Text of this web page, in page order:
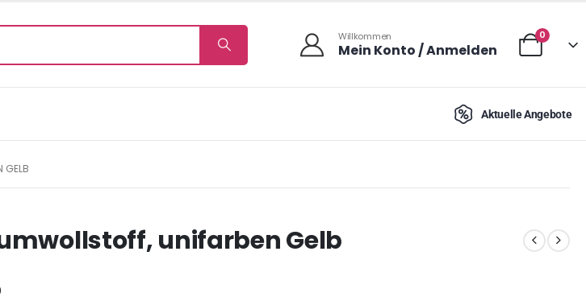
Willkommen
Mein Konto / Anmelden
0
Aktuelle Angebote
GELB
unifarben Gelb